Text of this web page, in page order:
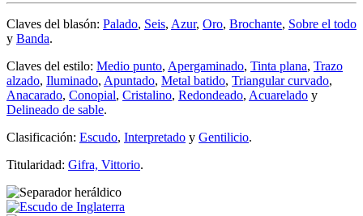
Claves del blasón: Palado, Seis, Azur, Oro, Brochante, Sobre el todo
y Banda.
Claves del estilo: Medio punto, Apergaminado, Tinta plana, Trazo
alzado, Iluminado, Apuntado, Metal batido, Triangular curvado,
Anacarado, Conopial, Cristalino, Redondeado, Acuarelado y
Delineado de sable.
Clasificación: Escudo, Interpretado y Gentilicio.
Titularidad: Gifra, Vittorio.